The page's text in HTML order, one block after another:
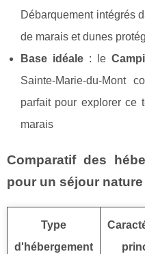
Débarquement intégrés
de marais et dunes
Base idéale: le
Sainte-Marie-du-Mont
parfait pour explorer ce
marais
Comparatif des
pour un séjour nature
Type
d'hébergement